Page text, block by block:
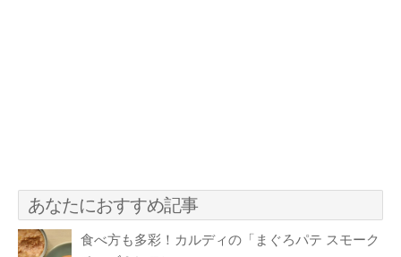
あなたにおすすめ記事
食べ方も多彩！カルディの「まぐろパテ スモーク